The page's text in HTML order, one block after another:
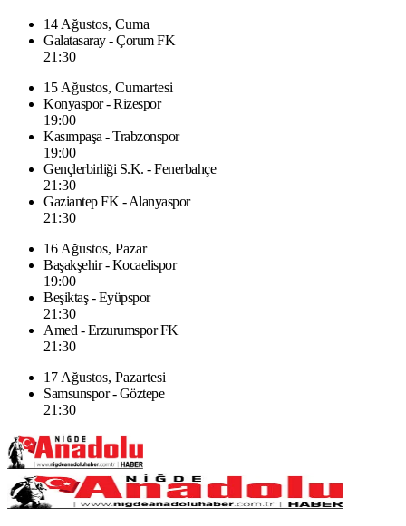
14 Ağustos, Cuma
Galatasaray - Çorum FK
21:30
15 Ağustos, Cumartesi
Konyaspor - Rizespor
19:00
Kasımpaşa - Trabzonspor
19:00
Gençlerbirliği S.K. - Fenerbahçe
21:30
Gaziantep FK - Alanyaspor
21:30
16 Ağustos, Pazar
Başakşehir - Kocaelispor
19:00
Beşiktaş - Eyüpspor
21:30
Amed - Erzurumspor FK
21:30
17 Ağustos, Pazartesi
Samsunspor - Göztepe
21:30